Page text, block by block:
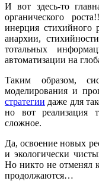
И вот здесь-то
органического
инерция стихийного
анархии,
тотальных
автоматизации на
Таким образом,
моделирования и
стратегии даже для
но вот реализация
сложное.
Да, освоение новых
и экологически
Но никто не отменял
продолжаются…